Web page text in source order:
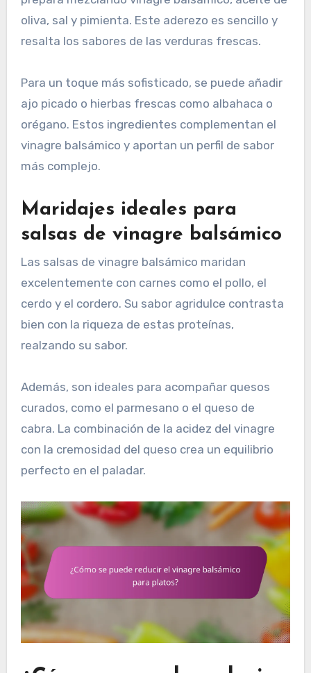
oliva, sal y pimienta. Este aderezo es sencillo y
resalta los sabores de las verduras frescas.
Para un toque más sofisticado, se puede añadir
ajo picado o hierbas frescas como albahaca o
orégano. Estos ingredientes complementan el
vinagre balsámico y aportan un perfil de sabor
más complejo.
Maridajes ideales para
salsas de vinagre balsámico
Las salsas de vinagre balsámico maridan
excelentemente con carnes como el pollo, el
cerdo y el cordero. Su sabor agridulce contrasta
bien con la riqueza de estas proteínas,
realzando su sabor.
Además, son ideales para acompañar quesos
curados, como el parmesano o el queso de
cabra. La combinación de la acidez del vinagre
con la cremosidad del queso crea un equilibrio
perfecto en el paladar.